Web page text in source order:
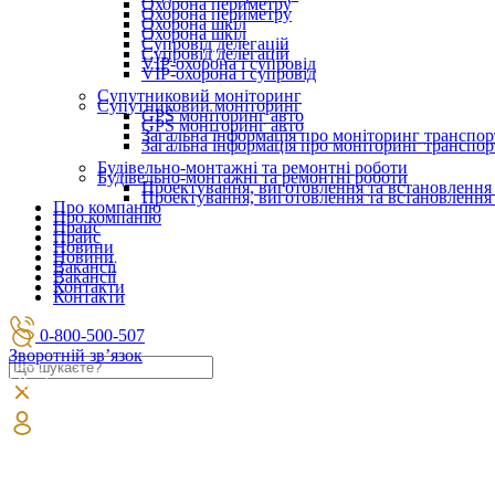
Охорона периметру
Охорона шкіл
Супровід делегацій
VIP-охорона і супровід
Супутниковий моніторинг
GPS моніторинг авто
Загальна інформація про моніторинг
Будівельно-монтажні та ремонтні роботи
Проектування, виготовлення та
Про компанію
Прайс
Новини
Вакансії
Контакти
Охорона периметру
Охорона шкіл
Супровід делегацій
VIP-охорона і супровід
Супутниковий моніторинг
GPS моніторинг авто
Загальна інформація про моніторинг
Будівельно-монтажні та ремонтні роботи
Проектування, виготовлення та встановлення
Про компанію
Прайс
Новини
Вакансії
Контакти
0-800-500-507
Зворотній зв’язок